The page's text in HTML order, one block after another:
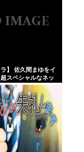
ラ】 佐久間まゆをイ
スペシャルなネッ
する件について